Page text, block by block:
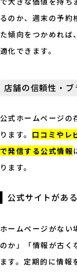
るのか、週末の予約
た傾向をつかめれば
適化できます。
店舗の信頼性・
公式ホームページの
ります。 口コミやレ
で発信する公式情報
ります。
公式サイトがあ
ホームページがない
のか」「情報が古く
ます。定期的に情報